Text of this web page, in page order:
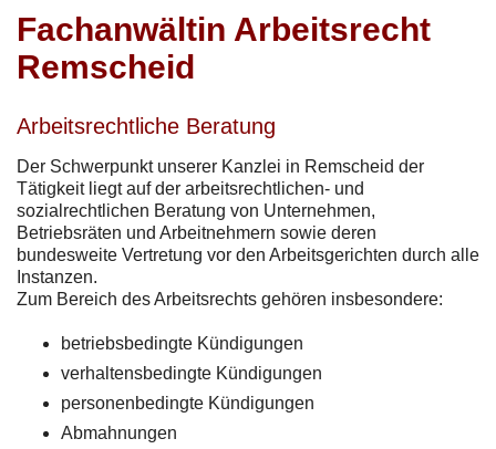
Fachanwältin Arbeitsrecht
Remscheid
Arbeitsrechtliche Beratung
Der Schwerpunkt unserer Kanzlei in Remscheid der
Tätigkeit liegt auf der arbeitsrechtlichen- und
sozialrechtlichen Beratung von Unternehmen,
Betriebsräten und Arbeitnehmern sowie deren
bundesweite Vertretung vor den Arbeitsgerichten durch alle
Instanzen.
Zum Bereich des Arbeitsrechts gehören insbesondere:
betriebsbedingte Kündigungen
verhaltensbedingte Kündigungen
personenbedingte Kündigungen
Abmahnungen